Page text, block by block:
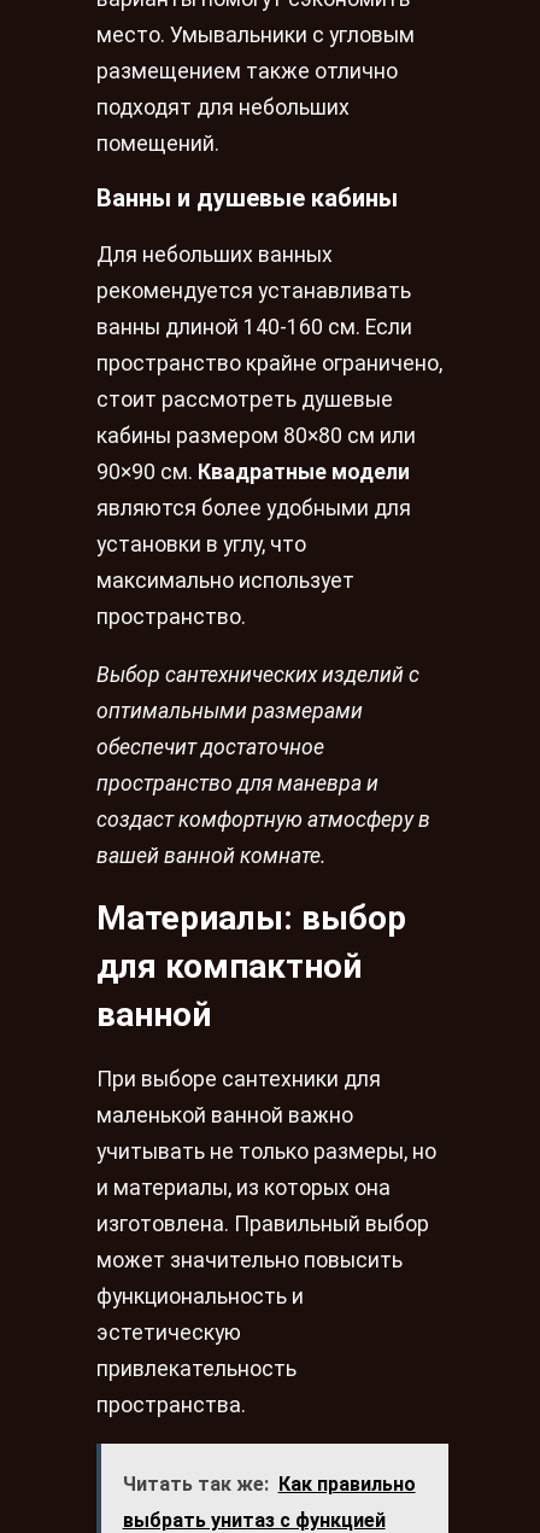
место. Умывальники с угловым
размещением также отлично
подходят для небольших
помещений.
Ванны и душевые кабины
Для небольших ванных
рекомендуется устанавливать
ванны длиной 140-160 см. Если
пространство крайне ограничено,
стоит рассмотреть душевые
кабины размером 80×80 см или
90×90 см. Квадратные модели
являются более удобными для
установки в углу, что
максимально использует
пространство.
Выбор сантехнических изделий с
оптимальными размерами
обеспечит достаточное
пространство для маневра и
создаст комфортную атмосферу в
вашей ванной комнате.
Материалы: выбор
для компактной
ванной
При выборе сантехники для
маленькой ванной важно
учитывать не только размеры, но
и материалы, из которых она
изготовлена. Правильный выбор
может значительно повысить
функциональность и
эстетическую
привлекательность
пространства.
Читать так же: Как правильно
выбрать унитаз с функцией